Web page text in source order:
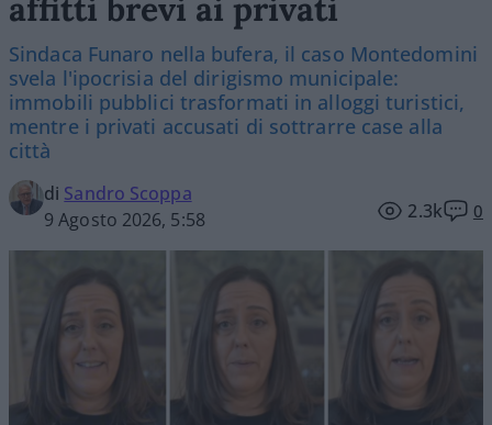
Sindaca Funaro nella bufera, il caso Montedomini
svela l'ipocrisia del dirigismo municipale:
immobili pubblici trasformati in alloggi turistici,
mentre i privati accusati di sottrarre case alla
città
di Sandro Scoppa
9 Agosto 2026, 5:58
2.3k 0